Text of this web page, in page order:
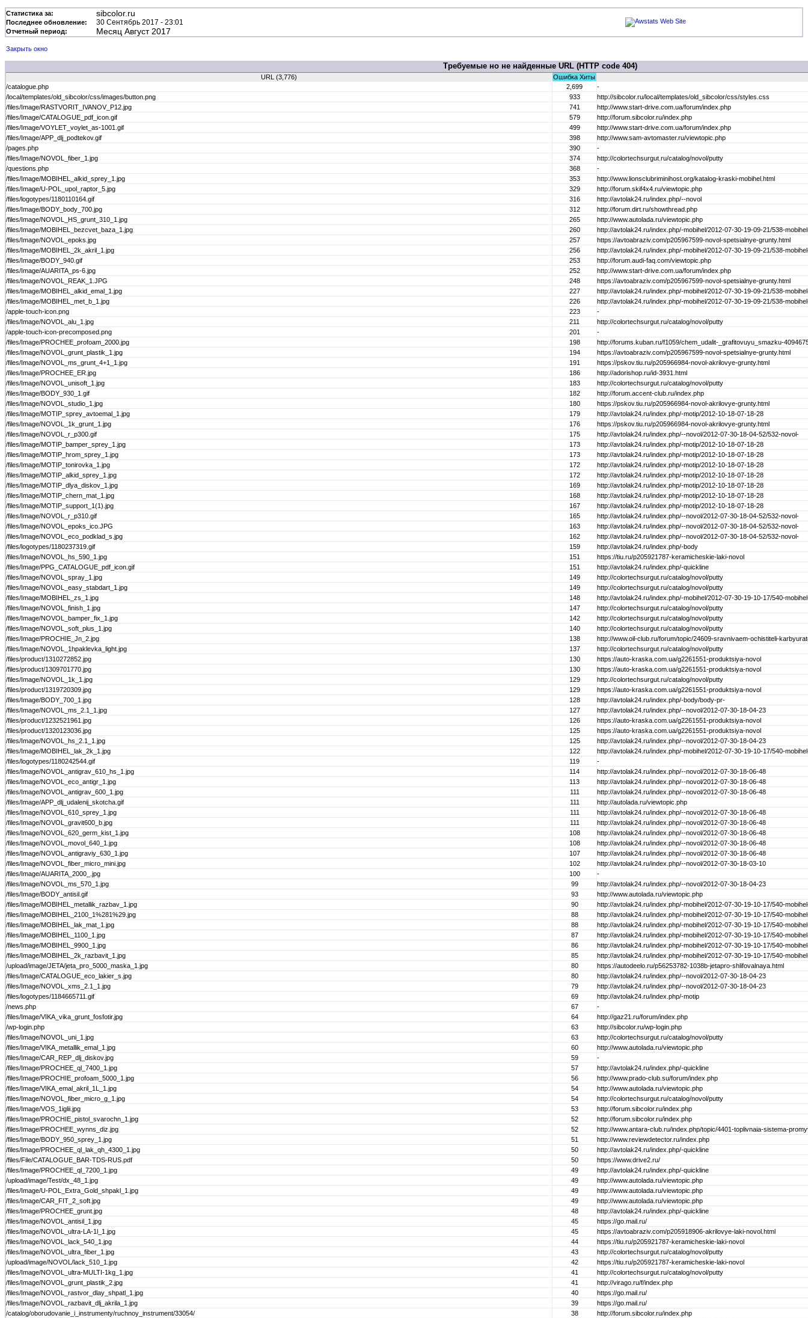
Статистика за: sibcolor.ru
Последнее обновление: 30 Сентябрь 2017 - 23:01
Отчетный период: Месяц Август 2017
Закрыть окно
Требуемые но не найденные URL (HTTP code 404)
URL (3,776)
Ошибка Хиты
/catalogue.php
2,699
-
/local/templates/old_sibcolor/css/images/button.png
933
http://sibcolor.ru/local/templates/old_sibcolor/css/styles.css
/files/Image/RASTVORIT_IVANOV_P12.jpg
741
http://www.start-drive.com.ua/forum/index.php
/files/Image/CATALOGUE_pdf_icon.gif
579
http://forum.sibcolor.ru/index.php
/files/Image/VOYLET_voylet_as-1001.gif
499
http://www.start-drive.com.ua/forum/index.php
/files/Image/APP_dlj_podtekov.gif
398
http://www.sam-avtomaster.ru/viewtopic.php
/pages.php
390
-
/files/Image/NOVOL_fiber_1.jpg
374
http://colortechsurgut.ru/catalog/novol/putty
/questions.php
368
-
/files/Image/MOBIHEL_alkid_sprey_1.jpg
353
http://www.lionsclubriminihost.org/katalog-kraski-mobihel.html
/files/Image/U-POL_upol_raptor_5.jpg
329
http://forum.skif4x4.ru/viewtopic.php
/files/logotypes/1180110164.gif
316
http://avtolak24.ru/index.php/--novol
/files/Image/BODY_body_700.jpg
312
http://forum.dirt.ru/showthread.php
/files/Image/NOVOL_HS_grunt_310_1.jpg
265
http://www.autolada.ru/viewtopic.php
/files/Image/MOBIHEL_bezcvet_baza_1.jpg
260
http://avtolak24.ru/index.php/-mobihel/2012-07-30-19-09-21/538-
/files/Image/NOVOL_epoks.jpg
257
https://avtoabraziv.com/p205967599-novol-spetsialnye-grunty.html
/files/Image/MOBIHEL_2k_akril_1.jpg
256
http://avtolak24.ru/index.php/-mobihel/2012-07-30-19-09-21/538-
/files/Image/BODY_940.gif
253
http://forum.audi-faq.com/viewtopic.php
/files/Image/AUARITA_ps-6.jpg
252
http://www.start-drive.com.ua/forum/index.php
/files/Image/NOVOL_REAK_1.JPG
248
https://avtoabraziv.com/p205967599-novol-spetsialnye-grunty.html
/files/Image/MOBIHEL_alkid_emal_1.jpg
227
http://avtolak24.ru/index.php/-mobihel/2012-07-30-19-09-21/538-
/files/Image/MOBIHEL_met_b_1.jpg
226
http://avtolak24.ru/index.php/-mobihel/2012-07-30-19-09-21/538-
/apple-touch-icon.png
223
-
/files/Image/NOVOL_alu_1.jpg
211
http://colortechsurgut.ru/catalog/novol/putty
/apple-touch-icon-precomposed.png
201
-
/files/Image/PROCHEE_profoam_2000.jpg
198
http://forums.kuban.ru/f1059/chem_udalit-_grafitovuyu_smazku-
/files/Image/NOVOL_grunt_plastik_1.jpg
194
https://avtoabraziv.com/p205967599-novol-spetsialnye-grunty.html
/files/Image/NOVOL_ms_grunt_4+1_1.jpg
191
https://pskov.tiu.ru/p205966984-novol-akrilovye-grunty.html
/files/Image/PROCHEE_ER.jpg
186
http://adorishop.ru/id-3931.html
/files/Image/NOVOL_unisoft_1.jpg
183
http://colortechsurgut.ru/catalog/novol/putty
/files/Image/BODY_930_1.gif
182
http://forum.accent-club.ru/index.php
/files/Image/NOVOL_studio_1.jpg
180
https://pskov.tiu.ru/p205966984-novol-akrilovye-grunty.html
/files/Image/MOTIP_sprey_avtoemal_1.jpg
179
http://avtolak24.ru/index.php/-motip/2012-10-18-07-18-28
/files/Image/NOVOL_1k_grunt_1.jpg
176
https://pskov.tiu.ru/p205966984-novol-akrilovye-grunty.html
/files/Image/NOVOL_r_p300.gif
175
http://avtolak24.ru/index.php/--novol/2012-07-30-18-04-52/532-novol-
/files/Image/MOTIP_bamper_sprey_1.jpg
173
http://avtolak24.ru/index.php/-motip/2012-10-18-07-18-28
/files/Image/MOTIP_hrom_sprey_1.jpg
173
http://avtolak24.ru/index.php/-motip/2012-10-18-07-18-28
/files/Image/MOTIP_tonirovka_1.jpg
172
http://avtolak24.ru/index.php/-motip/2012-10-18-07-18-28
/files/Image/MOTIP_alkid_sprey_1.jpg
172
http://avtolak24.ru/index.php/-motip/2012-10-18-07-18-28
/files/Image/MOTIP_dlya_diskov_1.jpg
169
http://avtolak24.ru/index.php/-motip/2012-10-18-07-18-28
/files/Image/MOTIP_chern_mat_1.jpg
168
http://avtolak24.ru/index.php/-motip/2012-10-18-07-18-28
/files/Image/MOTIP_support_1(1).jpg
167
http://avtolak24.ru/index.php/-motip/2012-10-18-07-18-28
/files/Image/NOVOL_r_p310.gif
165
http://avtolak24.ru/index.php/--novol/2012-07-30-18-04-52/532-novol-
/files/Image/NOVOL_epoks_ico.JPG
163
http://avtolak24.ru/index.php/--novol/2012-07-30-18-04-52/532-novol-
/files/Image/NOVOL_eco_podklad_s.jpg
162
http://avtolak24.ru/index.php/--novol/2012-07-30-18-04-52/532-novol-
/files/logotypes/1180237319.gif
159
http://avtolak24.ru/index.php/-body
/files/Image/NOVOL_hs_590_1.jpg
151
https://tiu.ru/p205921787-keramicheskie-laki-novol
/files/Image/PPG_CATALOGUE_pdf_icon.gif
151
http://avtolak24.ru/index.php/-quickline
/files/Image/NOVOL_spray_1.jpg
149
http://colortechsurgut.ru/catalog/novol/putty
/files/Image/NOVOL_easy_stabdart_1.jpg
149
http://colortechsurgut.ru/catalog/novol/putty
/files/Image/MOBIHEL_zs_1.jpg
148
http://avtolak24.ru/index.php/-mobihel/2012-07-30-19-10-17/540-
/files/Image/NOVOL_finish_1.jpg
147
http://colortechsurgut.ru/catalog/novol/putty
/files/Image/NOVOL_bamper_fix_1.jpg
142
http://colortechsurgut.ru/catalog/novol/putty
/files/Image/NOVOL_soft_plus_1.jpg
140
http://colortechsurgut.ru/catalog/novol/putty
/files/Image/PROCHIE_Jn_2.jpg
138
http://www.oil-club.ru/forum/topic/24609-sravnivaem-ochistiteli-
/files/Image/NOVOL_1hpaklevka_light.jpg
137
http://colortechsurgut.ru/catalog/novol/putty
/files/product/1310272852.jpg
130
https://auto-kraska.com.ua/g2261551-produktsiya-novol
/files/product/1309701770.jpg
130
https://auto-kraska.com.ua/g2261551-produktsiya-novol
/files/Image/NOVOL_1k_1.jpg
129
http://colortechsurgut.ru/catalog/novol/putty
/files/product/1319720309.jpg
129
https://auto-kraska.com.ua/g2261551-produktsiya-novol
/files/Image/BODY_700_1.jpg
128
http://avtolak24.ru/index.php/-body/body-pr-
/files/Image/NOVOL_ms_2.1_1.jpg
127
http://avtolak24.ru/index.php/--novol/2012-07-30-18-04-23
/files/product/1232521961.jpg
126
https://auto-kraska.com.ua/g2261551-produktsiya-novol
/files/product/1320123036.jpg
125
https://auto-kraska.com.ua/g2261551-produktsiya-novol
/files/Image/NOVOL_hs_2.1_1.jpg
125
http://avtolak24.ru/index.php/--novol/2012-07-30-18-04-23
/files/Image/MOBIHEL_lak_2k_1.jpg
122
http://avtolak24.ru/index.php/-mobihel/2012-07-30-19-10-17/540-
/files/logotypes/1180242544.gif
119
-
/files/Image/NOVOL_antigrav_610_hs_1.jpg
114
http://avtolak24.ru/index.php/--novol/2012-07-30-18-06-48
/files/Image/NOVOL_eco_antigr_1.jpg
113
http://avtolak24.ru/index.php/--novol/2012-07-30-18-06-48
/files/Image/NOVOL_antigrav_600_1.jpg
111
http://avtolak24.ru/index.php/--novol/2012-07-30-18-06-48
/files/Image/APP_dlj_udalenij_skotcha.gif
111
http://autolada.ru/viewtopic.php
/files/Image/NOVOL_610_sprey_1.jpg
111
http://avtolak24.ru/index.php/--novol/2012-07-30-18-06-48
/files/Image/NOVOL_gravit600_b.jpg
111
http://avtolak24.ru/index.php/--novol/2012-07-30-18-06-48
/files/Image/NOVOL_620_germ_kist_1.jpg
108
http://avtolak24.ru/index.php/--novol/2012-07-30-18-06-48
/files/Image/NOVOL_movol_640_1.jpg
108
http://avtolak24.ru/index.php/--novol/2012-07-30-18-06-48
/files/Image/NOVOL_antigraviy_630_1.jpg
107
http://avtolak24.ru/index.php/--novol/2012-07-30-18-06-48
/files/Image/NOVOL_fiber_micro_mini.jpg
102
http://avtolak24.ru/index.php/--novol/2012-07-30-18-03-10
/files/Image/AUARITA_2000_.jpg
100
-
/files/Image/NOVOL_ms_570_1.jpg
99
http://avtolak24.ru/index.php/--novol/2012-07-30-18-04-23
/files/Image/BODY_antisil.gif
93
http://www.autolada.ru/viewtopic.php
/files/Image/MOBIHEL_metallik_razbav_1.jpg
90
http://avtolak24.ru/index.php/-mobihel/2012-07-30-19-10-17/540-
/files/Image/MOBIHEL_2100_1%281%29.jpg
88
http://avtolak24.ru/index.php/-mobihel/2012-07-30-19-10-17/540-
/files/Image/MOBIHEL_lak_mat_1.jpg
88
http://avtolak24.ru/index.php/-mobihel/2012-07-30-19-10-17/540-
/files/Image/MOBIHEL_1100_1.jpg
87
http://avtolak24.ru/index.php/-mobihel/2012-07-30-19-10-17/540-
/files/Image/MOBIHEL_9900_1.jpg
86
http://avtolak24.ru/index.php/-mobihel/2012-07-30-19-10-17/540-
/files/Image/MOBIHEL_2k_razbavit_1.jpg
85
http://avtolak24.ru/index.php/-mobihel/2012-07-30-19-10-17/540-
/upload/image/JETA/jeta_pro_5000_maska_1.jpg
80
https://autodeelo.ru/p56253782-1038b-jetapro-shlifovalnaya.html
/files/Image/CATALOGUE_eco_lakier_s.jpg
80
http://avtolak24.ru/index.php/--novol/2012-07-30-18-04-23
/files/Image/NOVOL_xms_2.1_1.jpg
79
http://avtolak24.ru/index.php/--novol/2012-07-30-18-04-23
/files/logotypes/1184665711.gif
69
http://avtolak24.ru/index.php/-motip
/news.php
67
-
/files/Image/VIKA_vika_grunt_fosfotir.jpg
64
http://gaz21.ru/forum/index.php
/wp-login.php
63
http://sibcolor.ru/wp-login.php
/files/Image/NOVOL_uni_1.jpg
63
http://colortechsurgut.ru/catalog/novol/putty
/files/Image/VIKA_metallik_emal_1.jpg
60
http://www.autolada.ru/viewtopic.php
/files/Image/CAR_REP_dlj_diskov.jpg
59
-
/files/Image/PROCHEE_ql_7400_1.jpg
57
http://avtolak24.ru/index.php/-quickline
/files/Image/PROCHIE_profoam_5000_1.jpg
56
http://www.prado-club.su/forum/index.php
/files/Image/VIKA_emal_akril_1L_1.jpg
54
http://www.autolada.ru/viewtopic.php
/files/Image/NOVOL_fiber_micro_g_1.jpg
54
http://colortechsurgut.ru/catalog/novol/putty
/files/Image/VOS_1iglii.jpg
53
http://forum.sibcolor.ru/index.php
/files/Image/PROCHIE_pistol_svarochn_1.jpg
52
http://forum.sibcolor.ru/index.php
/files/Image/PROCHEE_wynns_diz.jpg
52
http://www.antara-club.ru/index.php/topic/4401-toplivnaia-sistema-
/files/Image/BODY_950_sprey_1.jpg
51
http://www.reviewdetector.ru/index.php
/files/Image/PROCHEE_ql_lak_qh_4300_1.jpg
50
http://avtolak24.ru/index.php/-quickline
/files/File/CATALOGUE_BAR-TDS-RUS.pdf
50
https://www.drive2.ru/
/files/Image/PROCHEE_ql_7200_1.jpg
49
http://avtolak24.ru/index.php/-quickline
/upload/image/Test/dx_48_1.jpg
49
http://www.autolada.ru/viewtopic.php
/files/Image/U-POL_Extra_Gold_shpakl_1.jpg
49
http://www.autolada.ru/viewtopic.php
/files/Image/CAR_FIT_2_soft.jpg
49
http://www.autolada.ru/viewtopic.php
/files/Image/PROCHEE_grunt.jpg
48
http://avtolak24.ru/index.php/-quickline
/files/Image/NOVOL_antisil_1.jpg
45
https://go.mail.ru/
/files/Image/NOVOL_ultra-LA-1l_1.jpg
45
https://avtoabraziv.com/p205918906-akrilovye-laki-novol.html
/files/Image/NOVOL_lack_540_1.jpg
44
https://tiu.ru/p205921787-keramicheskie-laki-novol
/files/Image/NOVOL_ultra_fiber_1.jpg
43
http://colortechsurgut.ru/catalog/novol/putty
/upload/image/NOVOL/lack_510_1.jpg
42
https://tiu.ru/p205921787-keramicheskie-laki-novol
/files/Image/NOVOL_ultra-MULTI-1kg_1.jpg
41
http://colortechsurgut.ru/catalog/novol/putty
/files/Image/NOVOL_grunt_plastik_2.jpg
41
http://virago.ru/f/index.php
/files/Image/NOVOL_rastvor_dlay_shpatl_1.jpg
40
https://go.mail.ru/
/files/Image/NOVOL_razbavit_dlj_akrila_1.jpg
39
https://go.mail.ru/
/catalog/oborudovanie_i_instrumenty/ruchnoy_instrument/33054/
38
http://forum.sibcolor.ru/index.php